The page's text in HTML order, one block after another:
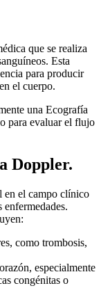
que se realiza
Esta
para producir
el cuerpo.
una Ecografía
para evaluar el flujo
Doppler.
en el campo clínico
como trombosis,
especialmente
congénitas o